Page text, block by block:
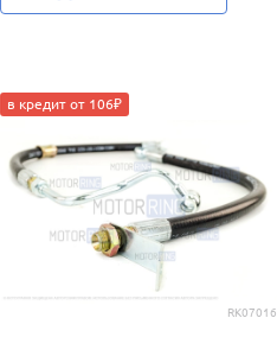
RK07016
в кредит от 106₽